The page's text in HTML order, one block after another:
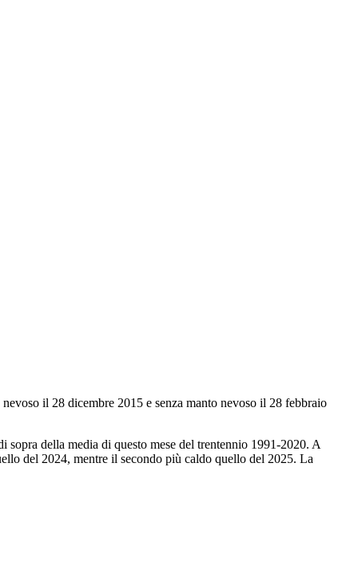
il 28 dicembre 2015 e senza manto nevoso il 28 febbraio
della media di questo mese del trentennio 1991-2020. A
del 2024, mentre il secondo più caldo quello del 2025. La